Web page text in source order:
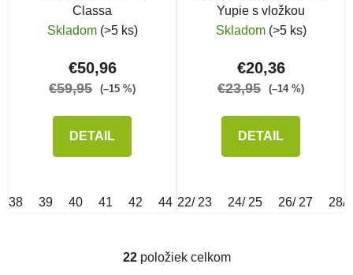
Classa
Skladom (>5 ks)
€50,96
€59,95 (–15 %)
DETAIL
38 39 40 41 42 44 43 45 46 36 37 47
Yupie s vložkou
Skladom (>5 ks)
€20,36
€23,95 (–14 %)
DETAIL
22/ 23 24/ 25 26/ 27 28/
Ovládacie prvky výpisu
22položiek celkom